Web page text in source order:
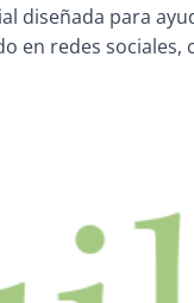
para
en redes sociales,